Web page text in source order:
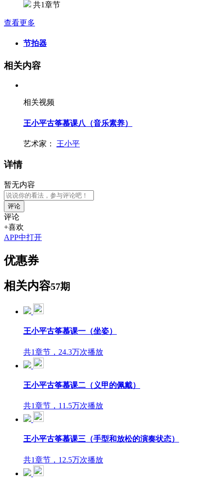
共1章节
查看更多
节拍器
相关内容
相关视频
王小平古筝慕课八（音乐素养）
艺术家： 王小平
详情
暂无内容
评论
评论
+喜欢
APP中打开
优惠券
相关内容57期
王小平古筝慕课一（坐姿）
共1章节，24.3万次播放
王小平古筝慕课二（义甲的佩戴）
共1章节，11.5万次播放
王小平古筝慕课三（手型和放松的演奏状态）
共1章节，12.5万次播放